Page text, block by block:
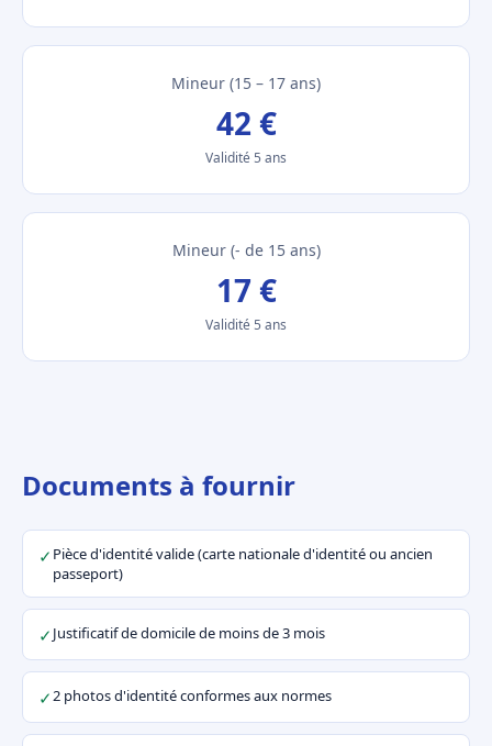
Mineur (15 – 17 ans)
42 €
Validité 5 ans
Mineur (- de 15 ans)
17 €
Validité 5 ans
Documents à fournir
✓ Pièce d'identité valide (carte nationale d'identité ou ancien
passeport)
✓Justificatif de domicile de moins de 3 mois
✓2 photos d'identité conformes aux normes